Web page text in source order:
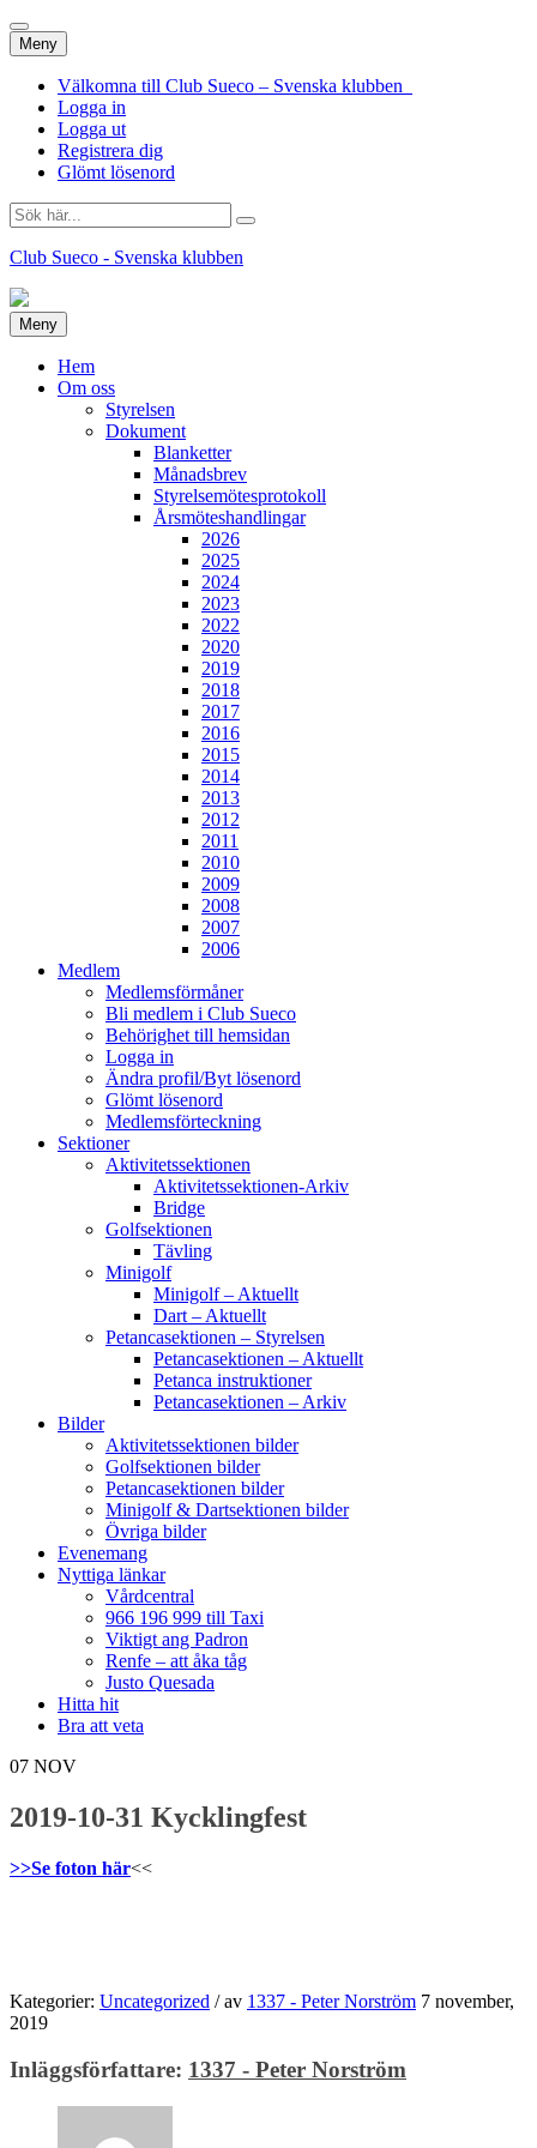
Meny Hoppa
till
innehåll
Välkomna till Club Sueco – Svenska klubben
Logga in
Logga ut
Registrera dig
Glömt lösenord
Sök
efter:
Club Sueco - Svenska klubben
Meny Hoppa
till
innehåll
Hem
Om oss
Styrelsen
Dokument
Blanketter
Månadsbrev
Styrelsemötesprotokoll
Årsmöteshandlingar
2026
2025
2024
2023
2022
2020
2019
2018
2017
2016
2015
2014
2013
2012
2011
2010
2009
2008
2007
2006
Medlem
Medlemsförmåner
Bli medlem i Club Sueco
Behörighet till hemsidan
Logga in
Ändra profil/Byt lösenord
Glömt lösenord
Medlemsförteckning
Sektioner
Aktivitetssektionen
Aktivitetssektionen-Arkiv
Bridge
Golfsektionen
Tävling
Minigolf
Minigolf – Aktuellt
Dart – Aktuellt
Petancasektionen – Styrelsen
Petancasektionen – Aktuellt
Petanca instruktioner
Petancasektionen – Arkiv
Bilder
Aktivitetssektionen bilder
Golfsektionen bilder
Petancasektionen bilder
Minigolf & Dartsektionen bilder
Övriga bilder
Evenemang
Nyttiga länkar
Vårdcentral
966 196 999 till Taxi
Viktigt ang Padron
Renfe – att åka tåg
Justo Quesada
Hitta hit
Bra att veta
07 NOV
2019-10-31 Kycklingfest
>>Se foton här<<
Kategorier: Uncategorized /av 1337 - Peter Norström 7 november,
2019
Inläggsförfattare: 1337 - Peter Norström